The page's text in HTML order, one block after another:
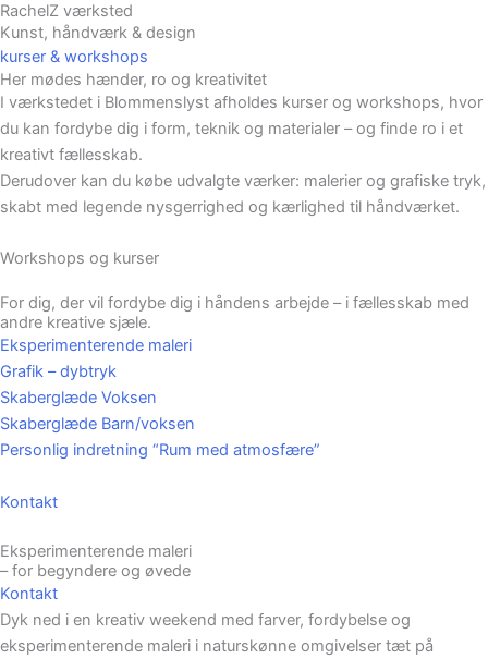
Gå
til
indholdet
RachelZ værksted
Kunst, håndværk & design
kurser & workshops
Her mødes hænder, ro og kreativitet
I værkstedet i Blommenslyst afholdes kurser og workshops, hvor
du kan fordybe dig i form, teknik og materialer – og finde ro i et
kreativt fællesskab.
Derudover kan du købe udvalgte værker: malerier og grafiske tryk,
skabt med legende nysgerrighed og kærlighed til håndværket.
Workshops og kurser
For dig, der vil fordybe dig i håndens arbejde – i fællesskab med
andre kreative sjæle.
Eksperimenterende maleri
Grafik – dybtryk
Skaberglæde Voksen
Skaberglæde Barn/voksen
Personlig indretning “Rum med atmosfære”
Kontakt
Eksperimenterende maleri
– for begyndere og øvede
Kontakt
Dyk ned i en kreativ weekend med farver, fordybelse og
eksperimenterende maleri i naturskønne omgivelser tæt på